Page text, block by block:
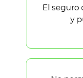
El seguro
y